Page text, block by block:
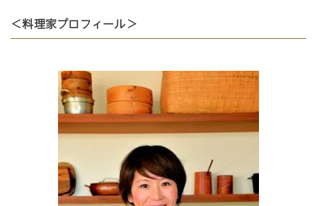
＜料理家プロフィール＞